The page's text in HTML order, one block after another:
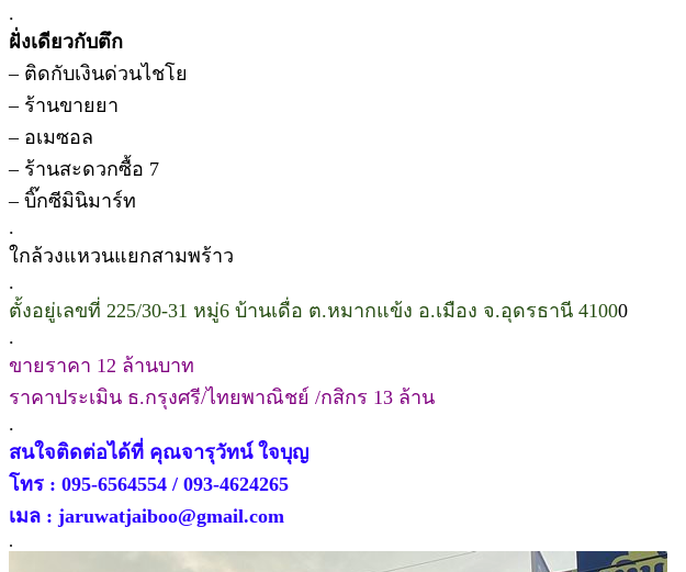
.
ฝั่งเดียวกับตึก
– ติดกับเงินด่วนไชโย
– ร้านขายยา
– อเมซอล
– ร้านสะดวกซื้อ 7
– บิ๊กซีมินิมาร์ท
.
ใกล้วงแหวนแยกสามพร้าว
.
ตั้งอยู่เลขที่ 225/30-31 หมู่6 บ้านเดื่อ ต.หมากแข้ง อ.เมือง จ.อุดรธานี 41000
.
ขายราคา 12 ล้านบาท
ราคาประเมิน ธ.กรุงศรี/ไทยพาณิชย์ /กสิกร 13 ล้าน
.
สนใจติดต่อได้ที่ คุณจารุวัทน์ ใจบุญ
โทร : 095-6564554 / 093-4624265
เมล : jaruwatjaiboo@gmail.com
.